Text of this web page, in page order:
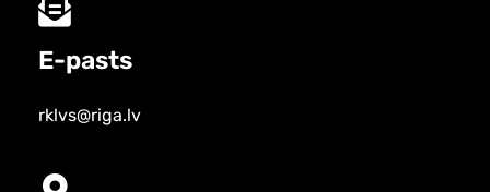
E-pasts
rklvs@riga.lv